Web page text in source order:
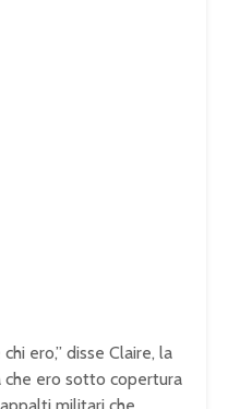
ero,” disse Claire, la
che ero sotto copertura